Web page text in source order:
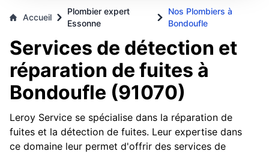
Accueil
Plombier expert
Essonne
Nos Plombiers à
Bondoufle
Services de détection et
réparation de fuites à
Bondoufle (91070)
Leroy Service se spécialise dans la réparation de
fuites et la détection de fuites. Leur expertise dans
ce domaine leur permet d'offrir des services de